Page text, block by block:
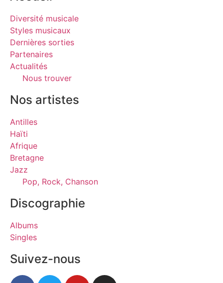
Diversité musicale
Styles musicaux
Dernières sorties
Partenaires
Actualités
Nous trouver
Nos artistes
Antilles
Haïti
Afrique
Bretagne
Jazz
Pop, Rock, Chanson
Discographie
Albums
Singles
Suivez-nous